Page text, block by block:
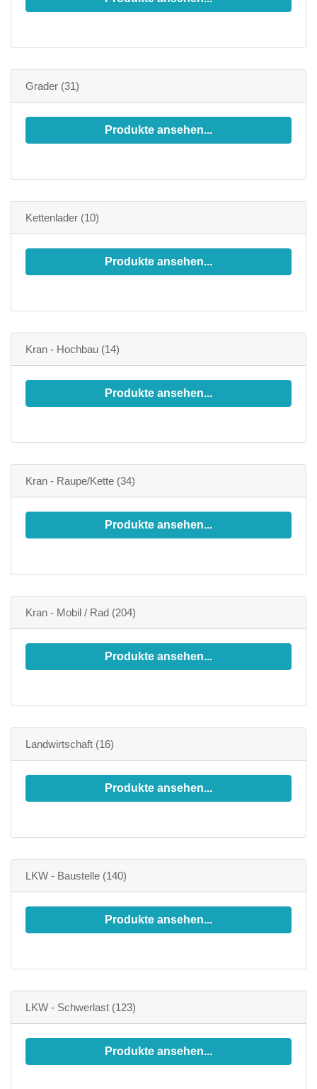
Grader (31)
Produkte ansehen...
Kettenlader (10)
Produkte ansehen...
Kran - Hochbau (14)
Produkte ansehen...
Kran - Raupe/Kette (34)
Produkte ansehen...
Kran - Mobil / Rad (204)
Produkte ansehen...
Landwirtschaft (16)
Produkte ansehen...
LKW - Baustelle (140)
Produkte ansehen...
LKW - Schwerlast (123)
Produkte ansehen...